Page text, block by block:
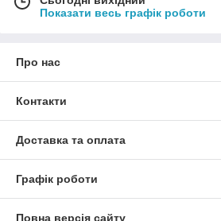
Показати весь графік роботи
Про нас
Контакти
Доставка та оплата
Графік роботи
Повна версія сайту